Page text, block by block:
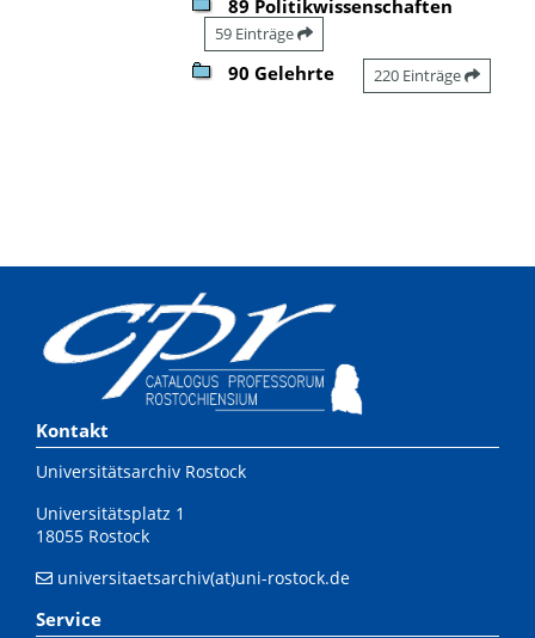
89 Politikwissenschaften
59 Einträge
90 Gelehrte 220 Einträge
Kontakt
Universitätsarchiv Rostock
Universitätsplatz 1
18055 Rostock
universitaetsarchiv(at)uni-rostock.de
Service